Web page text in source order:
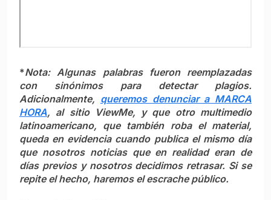
*Nota: Algunas palabras fueron reemplazadas
con sinónimos para detectar plagios.
Adicionalmente, queremos denunciar a MARCA
HORA, al sitio ViewMe, y que otro multimedio
latinoamericano, que también roba el material,
queda en evidencia cuando publica el mismo día
que nosotros noticias que en realidad eran de
días previos y nosotros decidimos retrasar. Si se
repite el hecho, haremos el escrache público.